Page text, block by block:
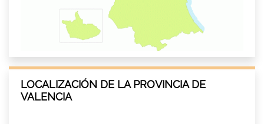
LOCALIZACIÓN DE LA PROVINCIA DE
VALENCIA